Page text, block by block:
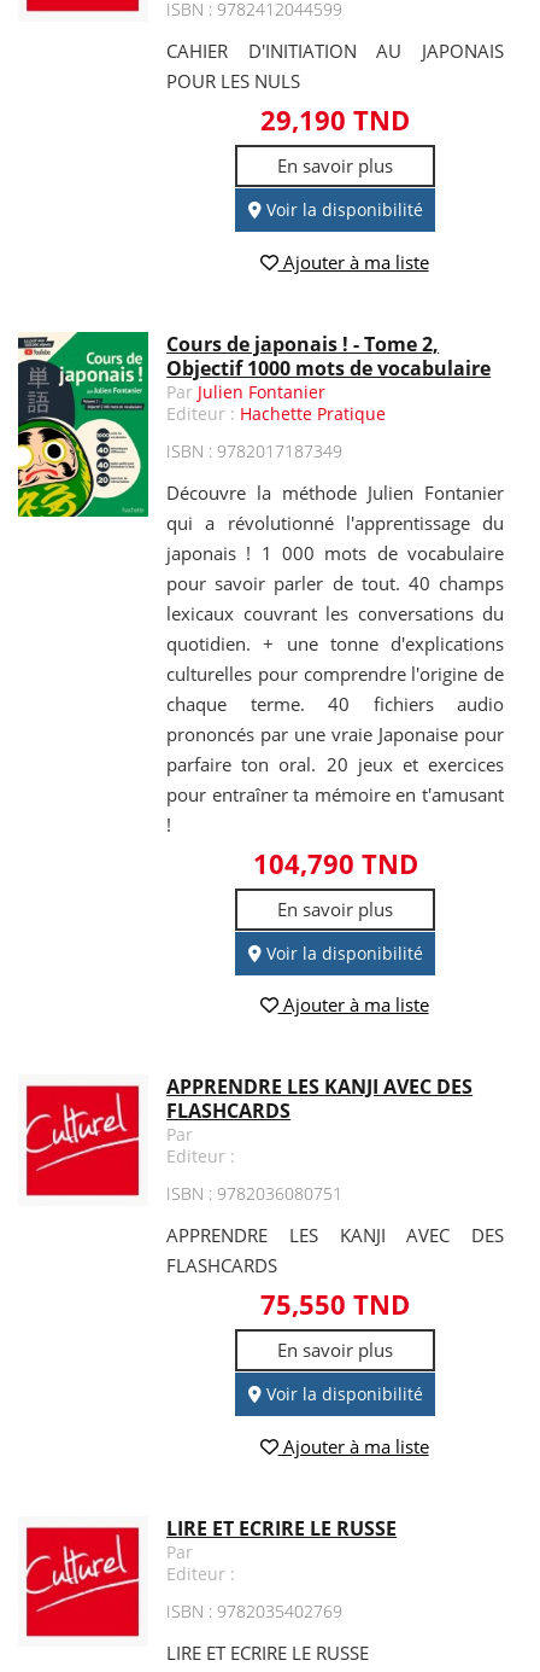
ISBN : 9782412044599
CAHIER D'INITIATION AU JAPONAIS
POUR LES NULS
29,190 TND
En savoir plus
Voir la disponibilité
Ajouter à ma liste
Cours de japonais ! - Tome 2,
Objectif 1000 mots de vocabulaire
Par Julien Fontanier
Editeur : Hachette Pratique
ISBN : 9782017187349
Découvre la méthode Julien Fontanier
qui a révolutionné l'apprentissage du
japonais ! 1 000 mots de vocabulaire
pour savoir parler de tout. 40 champs
lexicaux couvrant les conversations du
quotidien. + une tonne d'explications
culturelles pour comprendre l'origine de
chaque terme. 40 fichiers audio
prononcés par une vraie Japonaise pour
parfaire ton oral. 20 jeux et exercices
pour entraîner ta mémoire en t'amusant
!
104,790 TND
En savoir plus
Voir la disponibilité
Ajouter à ma liste
APPRENDRE LES KANJI AVEC DES
FLASHCARDS
Par
Editeur :
ISBN : 9782036080751
APPRENDRE LES KANJI AVEC DES
FLASHCARDS
75,550 TND
En savoir plus
Voir la disponibilité
Ajouter à ma liste
LIRE ET ECRIRE LE RUSSE
Par
Editeur :
ISBN : 9782035402769
LIRE ET ECRIRE LE RUSSE